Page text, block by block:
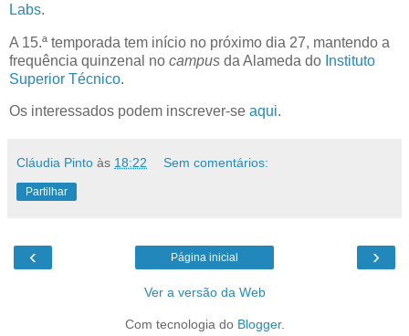
Labs.
A 15.ª temporada tem início no próximo dia 27, mantendo a
frequência quinzenal no campus da Alameda do Instituto
Superior Técnico.
Os interessados podem inscrever-se aqui.
Cláudia Pinto às 18:22 Sem comentários:
Partilhar
‹ ›
Página inicial
Ver a versão da Web
Com tecnologia do Blogger.